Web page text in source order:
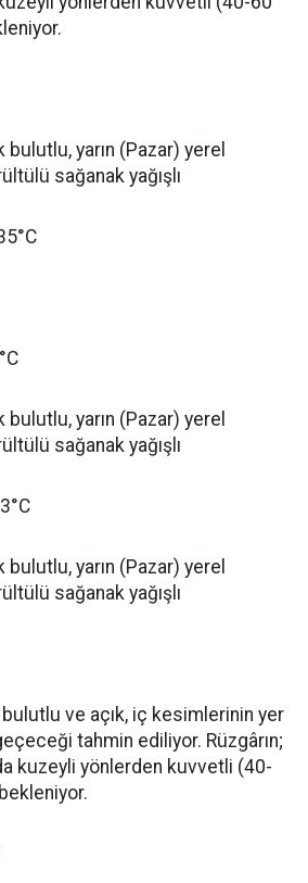
bulutlu, yarın (Pazar) yerel
sağanak yağışlı
bulutlu, yarın (Pazar) yerel
sağanak yağışlı
bulutlu, yarın (Pazar) yerel
sağanak yağışlı
bulutlu ve açık, iç kesimlerinin yer
tahmin ediliyor. Rüzgârın;
kuzeyli yönlerden kuvvetli (40-